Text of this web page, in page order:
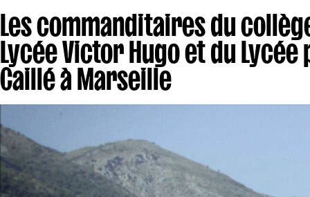
Les commanditaires du
Lycée Victor Hugo et du
Caillé à Marseille